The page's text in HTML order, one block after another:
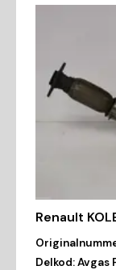
Renault
Delkod:Avgas